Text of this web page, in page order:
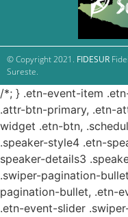
© Copyright 2021. FIDESUR
Sureste.
/*; } .etn-event-item
.attr-btn-primary, .etn-
widget .etn-btn,
.speaker-style4 .etn-
speaker-details3
.swiper-pagination-
pagination-bullet, .etn-
.etn-event-slider